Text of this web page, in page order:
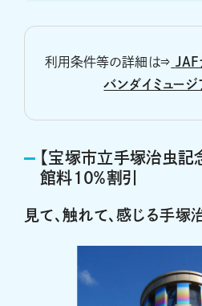
利用条件等の詳細は⇒ JAF
バンダイミュージ
【宝塚市立手塚治虫記
館料10％割引
見て、触れて、感じる手塚